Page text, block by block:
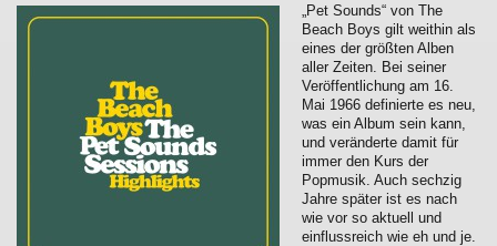
„Pet Sounds“ von The
Beach Boys gilt weithin als
eines der größten Alben
aller Zeiten. Bei seiner
Veröffentlichung am 16.
Mai 1966 definierte es neu,
was ein Album sein kann,
und veränderte damit für
immer den Kurs der
Popmusik. Auch sechzig
Jahre später ist es nach
wie vor so aktuell und
einflussreich wie eh und je.